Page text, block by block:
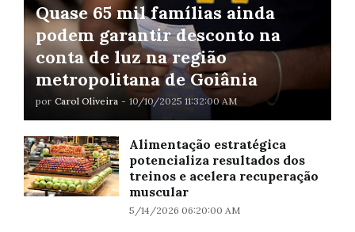
Quase 65 mil famílias ainda
podem garantir desconto na
conta de luz na região
metropolitana de Goiânia
por Carol Oliveira - 10/10/2025 11:32:00 AM
Alimentação estratégica
potencializa resultados dos
treinos e acelera recuperação
muscular
5/14/2026 06:20:00 AM